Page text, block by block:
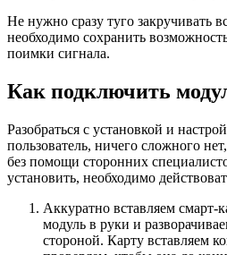
Не нужно сразу туго закручивать
необходимо сохранить
поимки сигнала.
Как подключить
Разобраться с установкой и
пользователь, ничего сложного
без помощи сторонних
установить, необходимо
Аккуратно вставляем смарт-
модуль в руки и
стороной. Карту вставляем